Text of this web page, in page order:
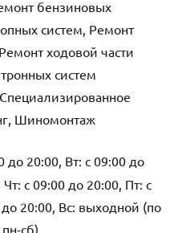
бензиновых
систем, Ремонт
ходовой части
систем
Шиномонтаж
до 20:00, Вт: с 09:00 до
с 09:00 до 20:00, Пт: с
20:00, Вс: выходной (по
сб)